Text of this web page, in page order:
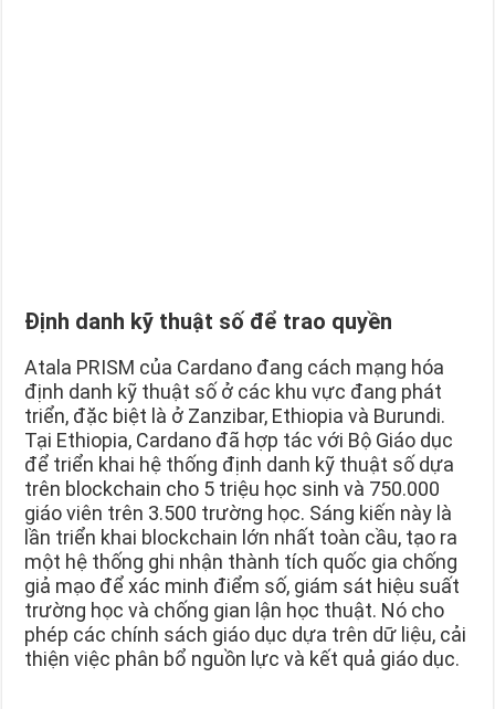
Định danh kỹ thuật số để trao quyền
Atala PRISM của Cardano đang cách mạng hóa
định danh kỹ thuật số ở các khu vực đang phát
triển, đặc biệt là ở Zanzibar, Ethiopia và Burundi.
Tại Ethiopia, Cardano đã hợp tác với Bộ Giáo dục
để triển khai hệ thống định danh kỹ thuật số dựa
trên blockchain cho 5 triệu học sinh và 750.000
giáo viên trên 3.500 trường học. Sáng kiến này là
lần triển khai blockchain lớn nhất toàn cầu, tạo ra
một hệ thống ghi nhận thành tích quốc gia chống
giả mạo để xác minh điểm số, giám sát hiệu suất
trường học và chống gian lận học thuật. Nó cho
phép các chính sách giáo dục dựa trên dữ liệu, cải
thiện việc phân bổ nguồn lực và kết quả giáo dục.